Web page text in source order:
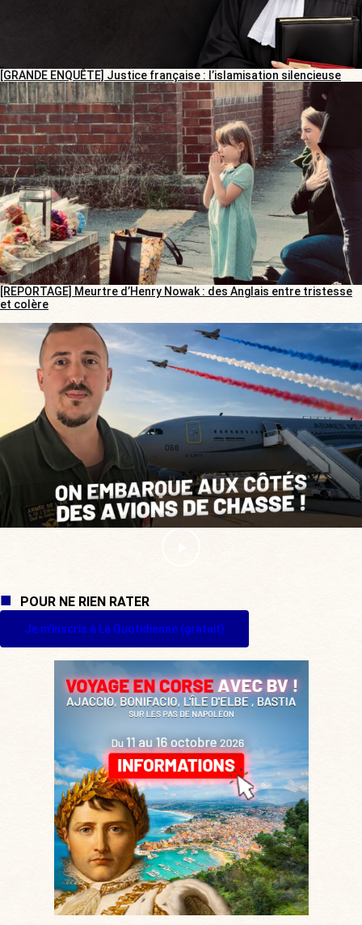
[GRANDE ENQUÊTE] Justice française : l’islamisation silencieuse
[REPORTAGE] Meurtre d’Henry Nowak : des Anglais entre tristesse
et colère
POUR NE RIEN RATER
Je m'inscris à La Quotidienne (gratuit)